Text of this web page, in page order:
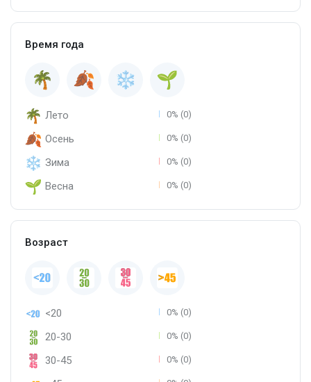
Время года
Лето 0% (0)
Осень 0% (0)
Зима 0% (0)
Весна 0% (0)
Возраст
<20 0% (0)
20-30 0% (0)
30-45 0% (0)